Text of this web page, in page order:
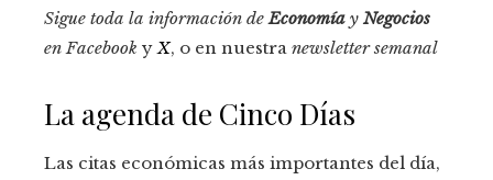
Sigue toda la información de Economía y Negocios
en Facebook y X, o en nuestra newsletter semanal
La agenda de Cinco Días
Las citas económicas más importantes del día,